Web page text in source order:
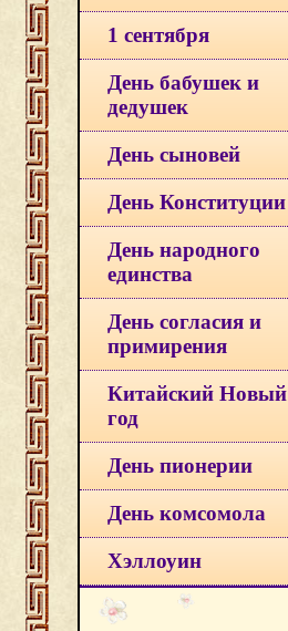
1 сентября
День бабушек и
дедушек
День сыновей
День Конституции
День народного
единства
День согласия и
примирения
Китайский Новый
год
День пионерии
День комсомола
Хэллоуин